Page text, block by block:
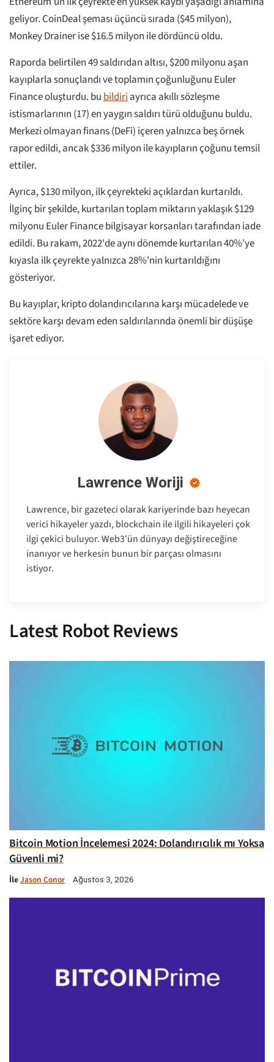
geliyor. CoinDeal şeması üçüncü sırada ($45 milyon),
Monkey Drainer ise $16.5 milyon ile dördüncü oldu.
Raporda belirtilen 49 saldırıdan altısı, $200 milyonu aşan
kayıplarla sonuçlandı ve toplamın çoğunluğunu Euler
Finance oluşturdu. bubildiriayrıca akıllı sözleşme
istismarlarının (17) en yaygın saldırı türü olduğunu buldu.
Merkezi olmayan finans (DeFi) içeren yalnızca beş örnek
rapor edildi, ancak $336 milyon ile kayıpların çoğunu temsil
ettiler.
Ayrıca, $130 milyon, ilk çeyrekteki açıklardan kurtarıldı.
İlginç bir şekilde, kurtarılan toplam miktarın yaklaşık $129
milyonu Euler Finance bilgisayar korsanları tarafından iade
edildi. Bu rakam, 2022'de aynı dönemde kurtarılan 40%'ye
kıyasla ilk çeyrekte yalnızca 28%'nin kurtarıldığını
gösteriyor.
Bu kayıplar, kripto dolandırıcılarına karşı mücadelede ve
sektöre karşı devam eden saldırılarında önemli bir düşüşe
işaret ediyor.
Lawrence Woriji
Lawrence, bir gazeteci olarak kariyerinde bazı heyecan
verici hikayeler yazdı, blockchain ile ilgili hikayeleri çok
ilgi çekici buluyor. Web3'ün dünyayı değiştireceğine
inanıyor ve herkesin bunun bir parçası olmasını
istiyor.
Latest Robot Reviews
Bitcoin Motion İncelemesi 2024: Dolandırıcılık mı Yoksa
Güvenli mi?
İleJason Conor Ağustos 3, 2026